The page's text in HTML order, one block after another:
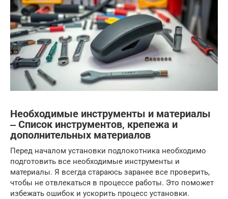
Необходимые инструменты и материалы
‒ Список инструментов‚ крепежа и
дополнительных материалов
Перед началом установки подлокотника необходимо
подготовить все необходимые инструменты и
материалы. Я всегда стараюсь заранее все проверить,
чтобы не отвлекаться в процессе работы. Это поможет
избежать ошибок и ускорить процесс установки.